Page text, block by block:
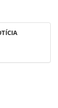
2024/12/